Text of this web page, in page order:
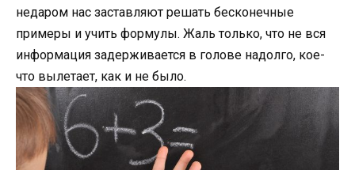
недаром нас заставляют решать бесконечные
примеры и учить формулы. Жаль только, что не вся
информация задерживается в голове надолго, кое-
что вылетает, как и не было.